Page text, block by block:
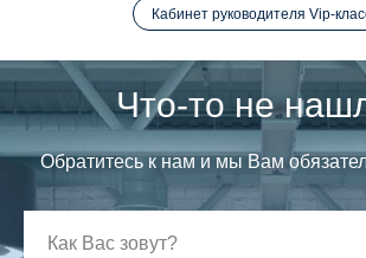
Кабинет руководителя Vip-
Что-то не
Обратитесь к нам и мы Вам